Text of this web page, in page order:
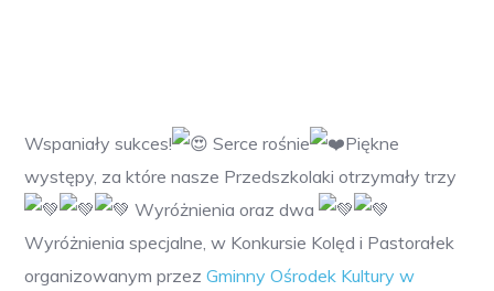
Wspaniały sukces! Serce rośnie
Piękne
występy, za które nasze Przedszkolaki otrzymały trzy
Wyróżnienia oraz dwa
Wyróżnienia specjalne, w Konkursie Kolęd i Pastorałek
organizowanym przezGminny Ośrodek Kultury w